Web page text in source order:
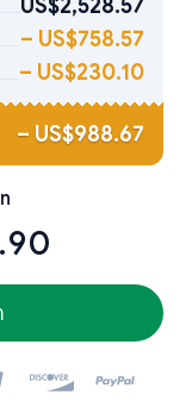
US$2,528.57
– US$758.57
– US$230.10
– US$988.67